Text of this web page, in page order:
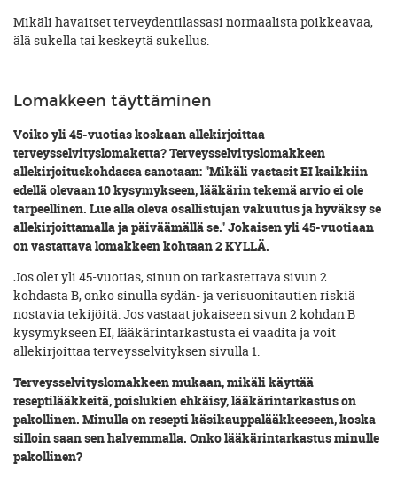
Mikäli havaitset terveydentilassasi normaalista poikkeavaa,
älä sukella tai keskeytä sukellus.
Lomakkeen täyttäminen
Voiko yli 45-vuotias koskaan allekirjoittaa
terveysselvityslomaketta? Terveysselvityslomakkeen
allekirjoituskohdassa sanotaan: "Mikäli vastasit EI kaikkiin
edellä olevaan 10 kysymykseen, lääkärin tekemä arvio ei ole
tarpeellinen. Lue alla oleva osallistujan vakuutus ja hyväksy se
allekirjoittamalla ja päiväämällä se." Jokaisen yli 45-vuotiaan
on vastattava lomakkeen kohtaan 2 KYLLÄ.
Jos olet yli 45-vuotias, sinun on tarkastettava sivun 2
kohdasta B, onko sinulla sydän- ja verisuonitautien riskiä
nostavia tekijöitä. Jos vastaat jokaiseen sivun 2 kohdan B
kysymykseen EI, lääkärintarkastusta ei vaadita ja voit
allekirjoittaa terveysselvityksen sivulla 1.
Terveysselvityslomakkeen mukaan, mikäli käyttää
reseptilääkkeitä, poislukien ehkäisy, lääkärintarkastus on
pakollinen. Minulla on resepti käsikauppalääkkeeseen, koska
silloin saan sen halvemmalla. Onko lääkärintarkastus minulle
pakollinen?